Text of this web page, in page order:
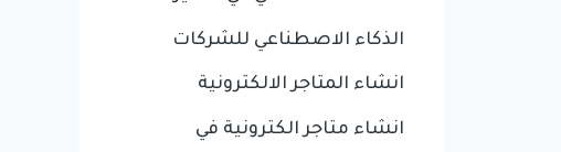
الذكاء الاصطناعي للشركات
انشاء المتاجر الالكترونية
انشاء متاجر الكترونية في